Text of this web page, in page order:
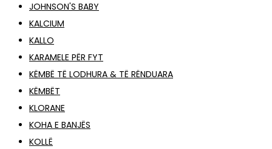
JOHNSON'S BABY
KALCIUM
KALLO
KARAMELE PËR FYT
KËMBË TË LODHURA & TË RËNDUARA
KËMBËT
KLORANE
KOHA E BANJËS
KOLLË